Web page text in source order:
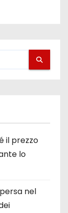
il prezzo
lo
nel